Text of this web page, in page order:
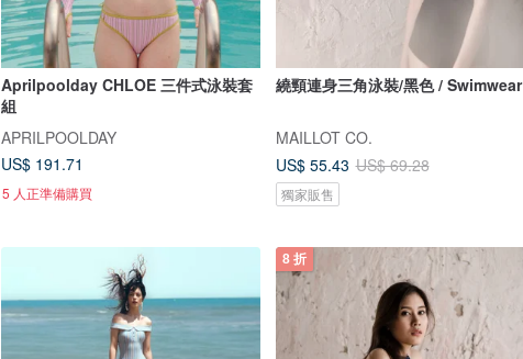
Aprilpoolday CHLOE 三件式泳裝套
組
APRILPOOLDAY
US$ 191.71
5 人正準備購買
繞頸連身三角泳裝/黑色 / Swimwear
MAILLOT CO.
US$ 55.43 US$ 69.28
獨家販售
8 折